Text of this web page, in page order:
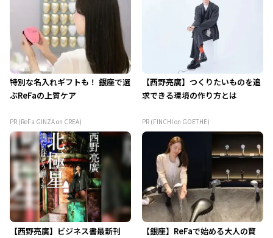
特別な名入れギフトも！ 銀座で選
ぶReFaの上質ケア
PR (ReFa GINZA on CREA)
【西野亮廣】つくりたいものを追
求できる環境の作り方とは
PR (FINCHI on GOETHE)
【西野亮廣】ビジネス書最新刊
【銀座】ReFaで始める大人の贅